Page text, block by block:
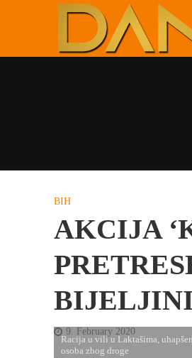
BIH
AKCIJA
9. February 2020
Racija u vili u Laktašima,
osoba zbog droge